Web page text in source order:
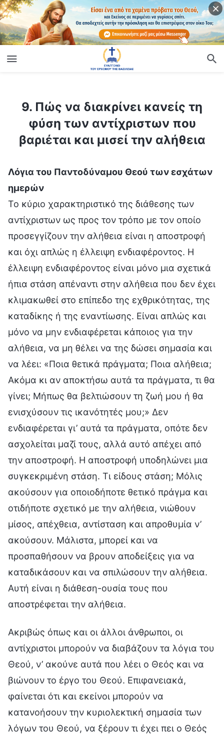
9. Πώς να διακρίνει κανείς τη
φύση των αντίχριστων που
βαριέται και μισεί την αλήθεια
Λόγια του Παντοδύναμου Θεού των εσχάτων
ημερών
Το κύριο χαρακτηριστικό της διάθεσης των
αντίχριστων ως προς τον τρόπο με τον οποίο
προσεγγίζουν την αλήθεια είναι η αποστροφή
και όχι απλώς η έλλειψη ενδιαφέροντος. Η
έλλειψη ενδιαφέροντος είναι μόνο μια σχετικά
ήπια στάση απέναντι στην αλήθεια που δεν έχει
κλιμακωθεί στο επίπεδο της εχθρικότητας, της
καταδίκης ή της εναντίωσης. Είναι απλώς και
μόνο να μην ενδιαφέρεται κάποιος για την
αλήθεια, να μη θέλει να της δώσει σημασία και
να λέει: «Ποια θετικά πράγματα; Ποια αλήθεια;
Ακόμα κι αν αποκτήσω αυτά τα πράγματα, τι θα
γίνει; Μήπως θα βελτιώσουν τη ζωή μου ή θα
ενισχύσουν τις ικανότητές μου;» Δεν
ενδιαφέρεται γι’ αυτά τα πράγματα, οπότε δεν
ασχολείται μαζί τους, αλλά αυτό απέχει από
την αποστροφή. Η αποστροφή υποδηλώνει μια
συγκεκριμένη στάση. Τι είδους στάση; Μόλις
ακούσουν για οποιοδήποτε θετικό πράγμα και
οτιδήποτε σχετικό με την αλήθεια, νιώθουν
μίσος, απέχθεια, αντίσταση και απροθυμία ν’
ακούσουν. Μάλιστα, μπορεί και να
προσπαθήσουν να βρουν αποδείξεις για να
καταδικάσουν και να σπιλώσουν την αλήθεια.
Αυτή είναι η διάθεση-ουσία τους που
αποστρέφεται την αλήθεια.
Ακριβώς όπως και οι άλλοι άνθρωποι, οι
αντίχριστοι μπορούν να διαβάζουν τα λόγια του
Θεού, ν’ ακούνε αυτά που λέει ο Θεός και να
βιώνουν το έργο του Θεού. Επιφανειακά,
φαίνεται ότι και εκείνοι μπορούν να
κατανοήσουν την κυριολεκτική σημασία των
λόγων του Θεού, να ξέρουν τι έχει πει ο Θεός